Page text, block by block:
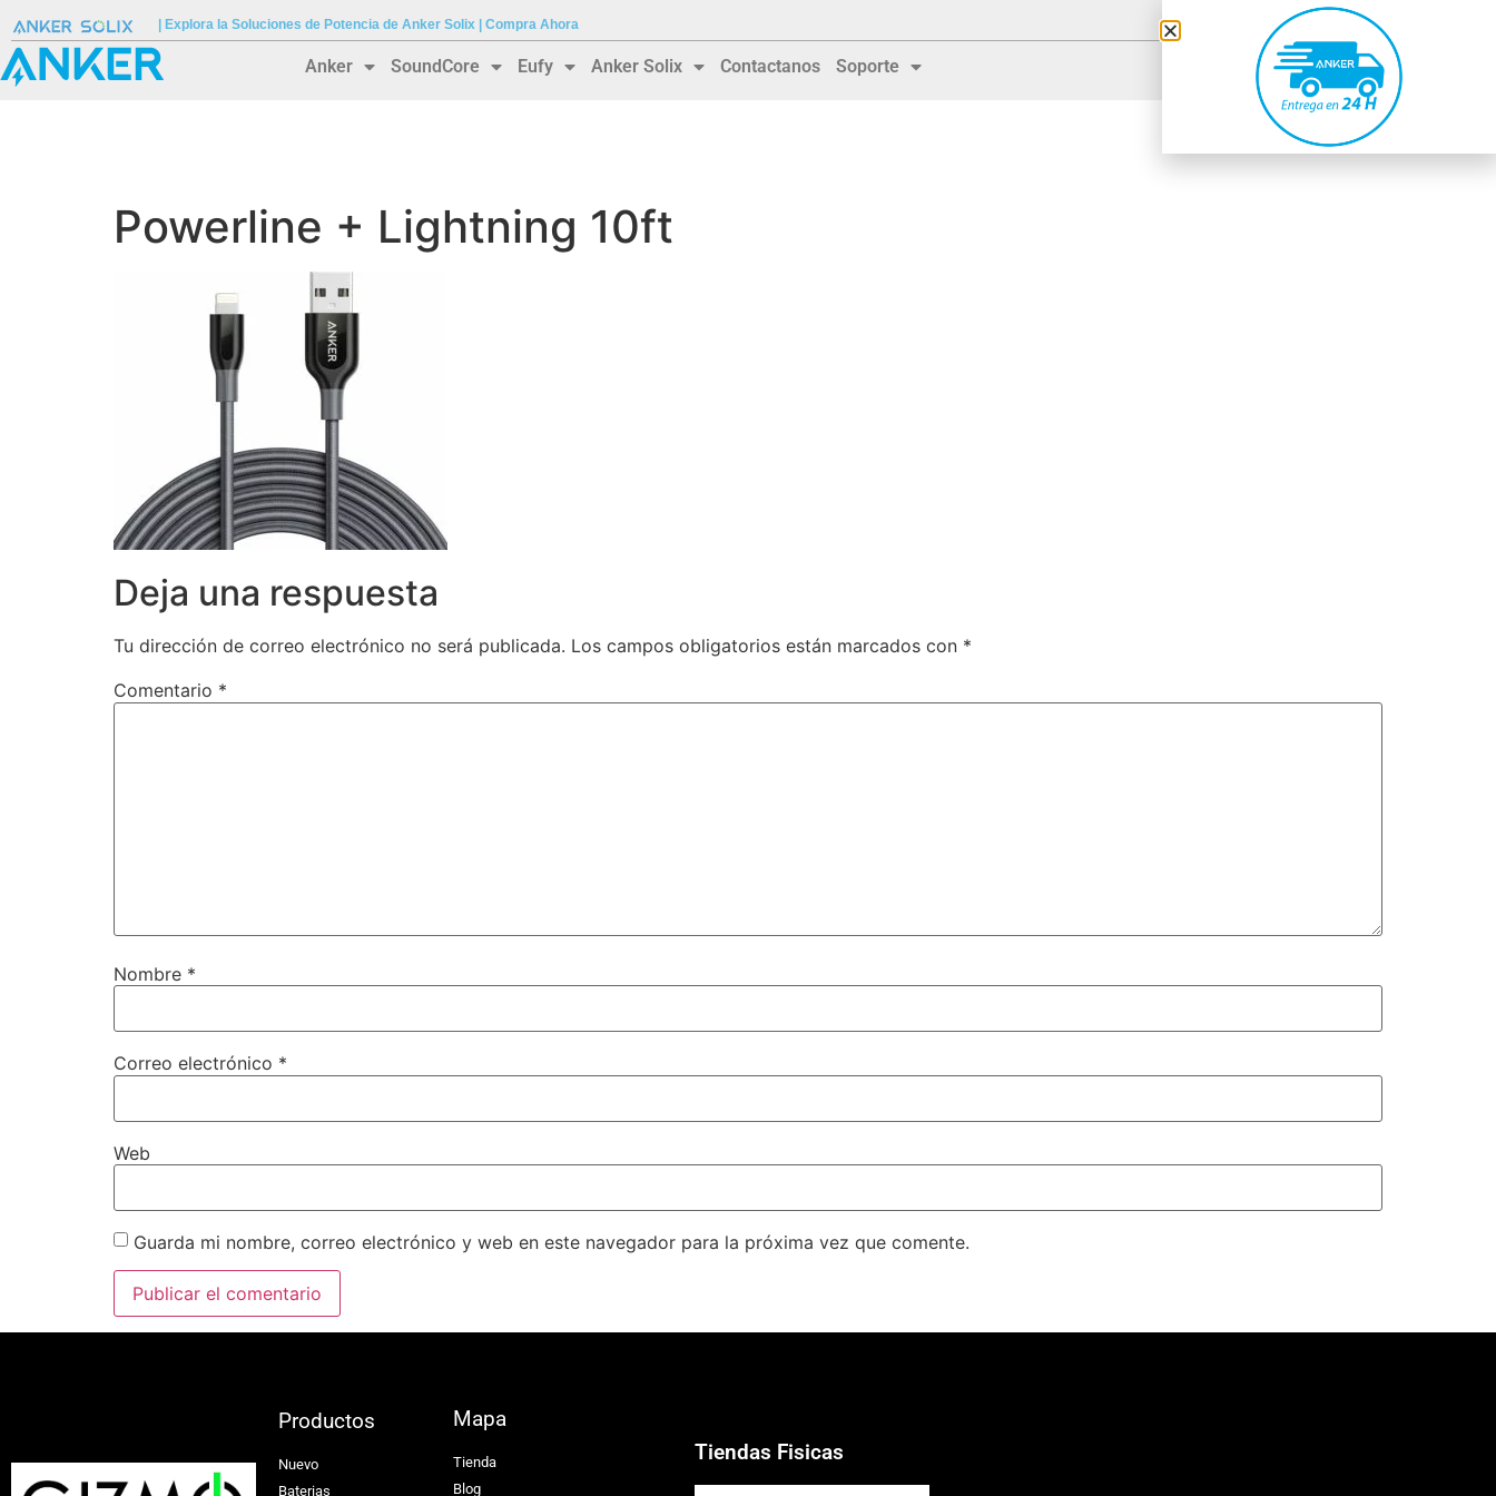
| Explora la Soluciones de Potencia de Anker Solix | Compra Ahora
Anker SoundCore Eufy Anker Solix Contactanos Soporte
Powerline + Lightning 10ft
Deja una respuesta
Tu dirección de correo electrónico no será publicada. Los campos obligatorios están marcados con *
Comentario *
Nombre *
Correo electrónico *
Web
Guarda mi nombre, correo electrónico y web en este navegador para la próxima vez que comente.
Productos
Nuevo
Baterias
Mapa
Tienda
Blog
Tiendas Fisicas